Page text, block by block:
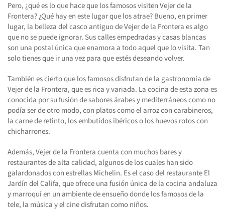
Pero, ¿qué es lo que hace que los famosos visiten Vejer de la
Frontera? ¿Qué hay en este lugar que los atrae? Bueno, en primer
lugar, la belleza del casco antiguo de Vejer de la Frontera es algo
que no se puede ignorar. Sus calles empedradas y casas blancas
son una postal única que enamora a todo aquel que lo visita. Tan
solo tienes que ir una vez para que estés deseando volver.
También es cierto que los famosos disfrutan de la gastronomía de
Vejer de la Frontera, que es rica y variada. La cocina de esta zona es
conocida por su fusión de sabores árabes y mediterráneos como no
podía ser de otro modo, con platos como el arroz con carabineros,
la carne de retinto, los embutidos ibéricos o los huevos rotos con
chicharrones.
Además, Vejer de la Frontera cuenta con muchos bares y
restaurantes de alta calidad, algunos de los cuales han sido
galardonados con estrellas Michelin. Es el caso del restaurante El
Jardín del Califa, que ofrece una fusión única de la cocina andaluza
y marroquí en un ambiente de ensueño donde los famosos de la
tele, la música y el cine disfrutan como niños.